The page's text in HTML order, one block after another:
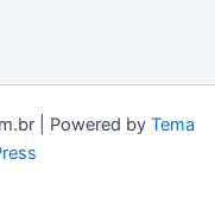
| Powered by Tema